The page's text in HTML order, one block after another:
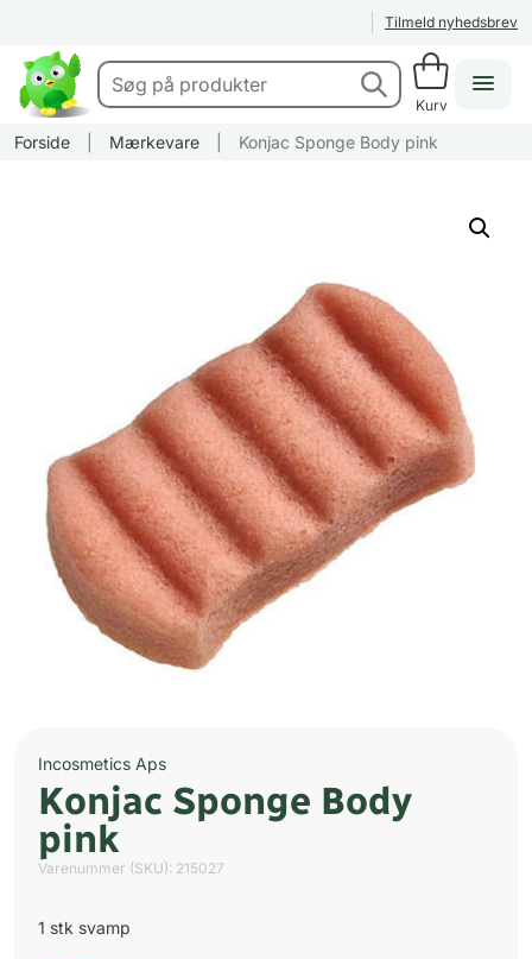
Tilmeld nyhedsbrev
Kurv
Forside Mærkevare Konjac Sponge Body pink
Incosmetics Aps
Konjac Sponge Body
pink
Varenummer (SKU): 215027
1 stk svamp